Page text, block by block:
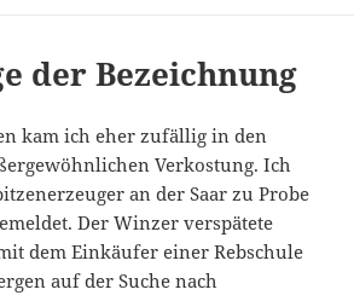
der Bezeichnung
kam ich eher zufällig in den
Verkostung. Ich
an der Saar zu Probe
Der Winzer verspätete
dem Einkäufer einer Rebschule
auf der Suche nach